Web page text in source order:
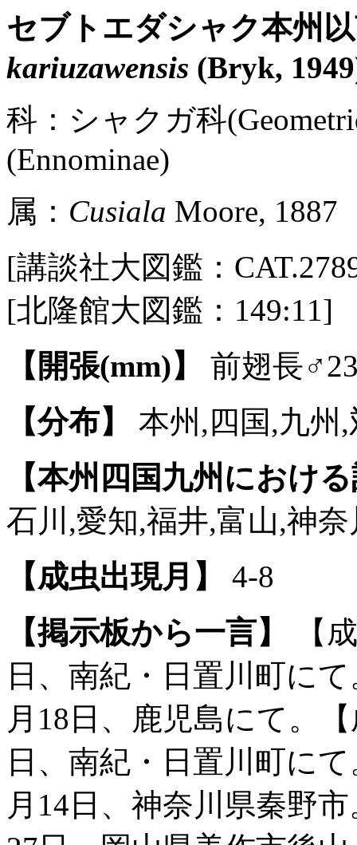
セブトエダシャク本州
kariuzawensis (Bryk,
科：シャクガ科
(Ennominae)
属： Cusiala Moore, 1887
[講談社大図鑑：
[北隆館大図鑑：149:11]
【開張(mm)】
前翅長
【分布】
本州,四国,九州
【本州四国九州におけ
石川,愛知,福井,富山,神
【成虫出現月】
4-8
【掲示板から一言】
【
日、南紀・日置川町に
月18日、鹿児島にて。
日、南紀・日置川町に
月14日、神奈川県秦野